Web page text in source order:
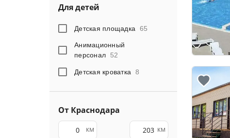
Для детей
Детская площадка 65
Анимационный
персонал
52
Детская кроватка 8
От Краснодара
км км